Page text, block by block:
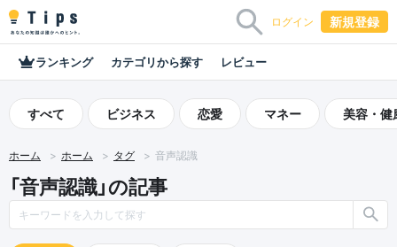
ログイン 新規登録
ランキング カテゴリから探す レビュー
すべて ビジネス 恋愛 マネー 美容・健
ホーム ホーム タグ 音声認識
「音声認識」の記事